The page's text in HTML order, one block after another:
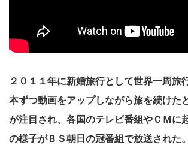
２０１１年に新婚旅行として世界一周旅
本ずつ動画をアップしながら旅を続けた
が注目され、各国のテレビ番組やＣＭに
の様子がＢＳ朝日の冠番組で放送された。